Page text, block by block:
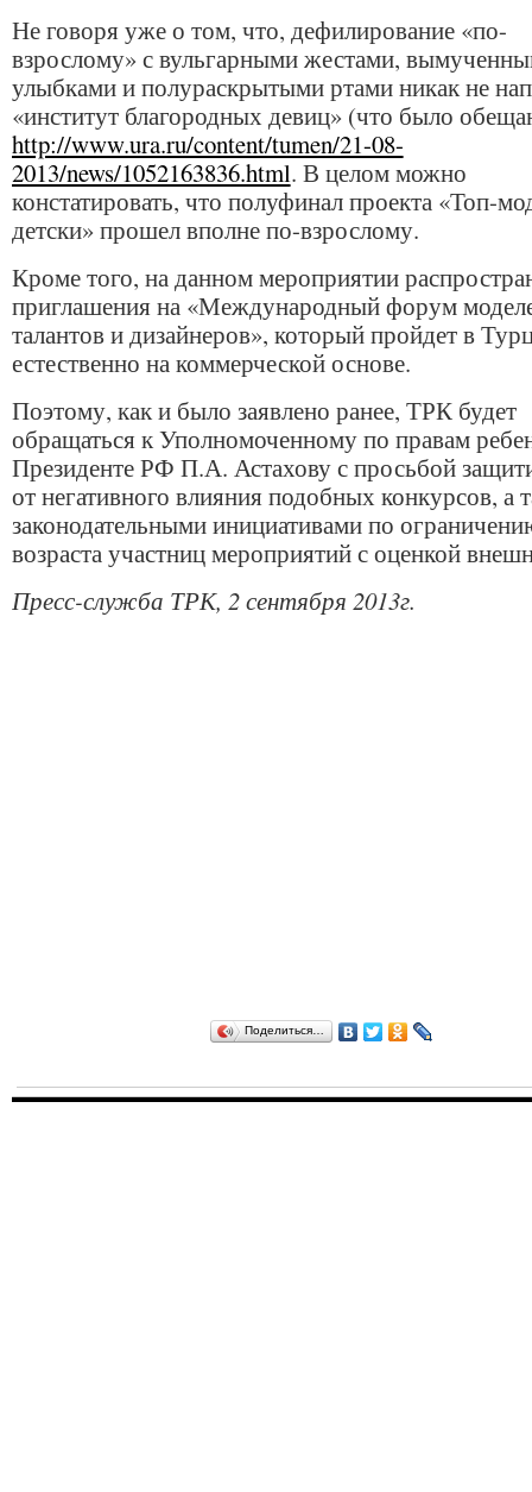
Не говоря уже о том, что, дефилирование «по-
взрослому» с вульгарными жестами,
улыбками и полураскрытыми ртами никак не
«институт благородных девиц» (что было
http://www.ura.ru/content/tumen/21-08-
2013/news/1052163836.html. В целом можно
констатировать, что полуфинал проекта «Топ-
детски» прошел вполне по-взрослому.
Кроме того, на данном мероприятии
приглашения на «Международный форум
талантов и дизайнеров», который пройдет в
естественно на коммерческой основе.
Поэтому, как и было заявлено ранее, ТРК будет
обращаться к Уполномоченному по правам
Президенте РФ П.А. Астахову с просьбой
от негативного влияния подобных конкурсов, а
законодательными инициативами по
возраста участниц мероприятий с оценкой
Пресс-служба ТРК, 2 сентября 2013г.
Поделиться…